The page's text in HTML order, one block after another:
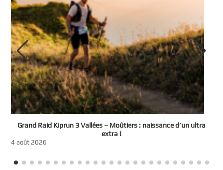
Grand Raid Kiprun 3 Vallées – Moûtiers : naissance d’un ultra
extra !
4 août 2026